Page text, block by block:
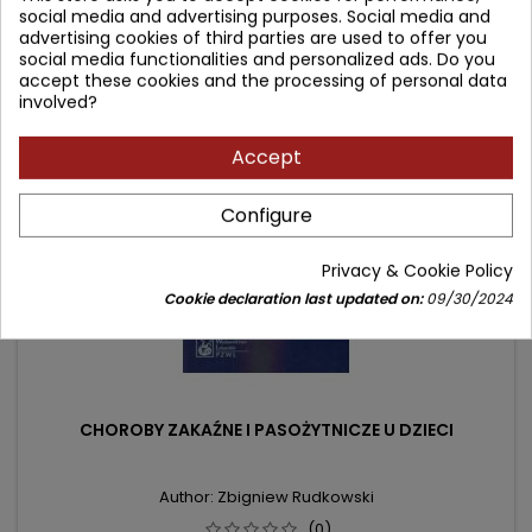
price
 Add to cart
- 29.10 zł
CHOROBY ZAKAŹNE I PASOŻYTNICZE U DZIECI
Author: Zbigniew Rudkowski
social media and advertising purposes. Social media and
advertising cookies of third parties are used to offer you
social media functionalities and personalized ads. Do you
accept these cookies and the processing of personal data
involved?
Accept
Configure
Privacy & Cookie Policy
Cookie declaration last updated on:09/30/2024